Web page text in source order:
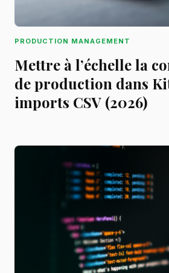
PRODUCTION MANAGEMENT
Mettre à l’échelle la
de production dans
imports CSV (2026)